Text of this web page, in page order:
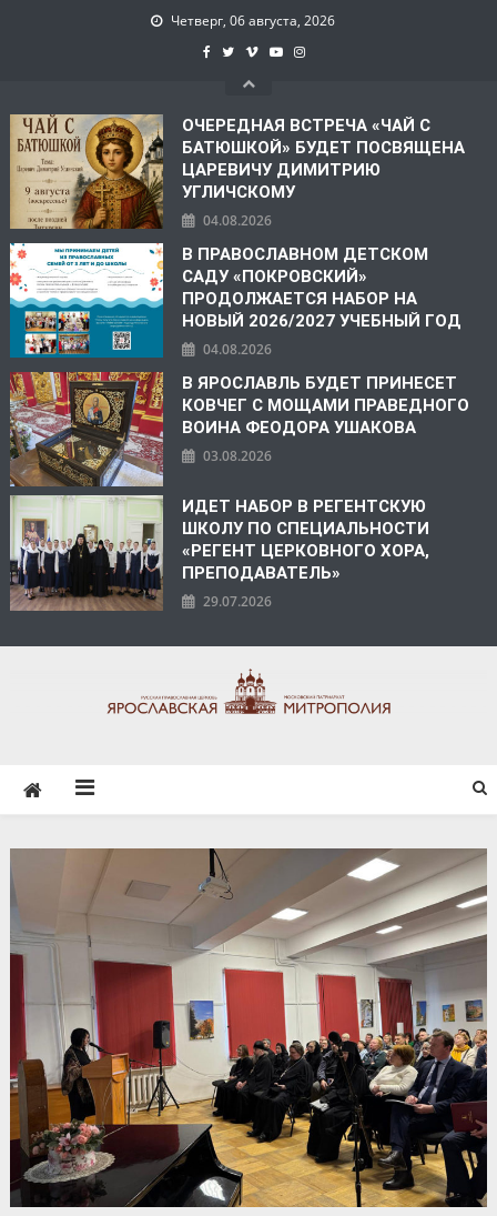
Четверг, 06 августа, 2026
ОЧЕРЕДНАЯ ВСТРЕЧА «ЧАЙ С
БАТЮШКОЙ» БУДЕТ ПОСВЯЩЕНА
ЦАРЕВИЧУ ДИМИТРИЮ
УГЛИЧСКОМУ
04.08.2026
В ПРАВОСЛАВНОМ ДЕТСКОМ
САДУ «ПОКРОВСКИЙ»
ПРОДОЛЖАЕТСЯ НАБОР НА
НОВЫЙ 2026/2027 УЧЕБНЫЙ ГОД
04.08.2026
В ЯРОСЛАВЛЬ БУДЕТ ПРИНЕСЕТ
КОВЧЕГ С МОЩАМИ ПРАВЕДНОГО
ВОИНА ФЕОДОРА УШАКОВА
03.08.2026
ИДЕТ НАБОР В РЕГЕНТСКУЮ
ШКОЛУ ПО СПЕЦИАЛЬНОСТИ
«РЕГЕНТ ЦЕРКОВНОГО ХОРА,
ПРЕПОДАВАТЕЛЬ»
29.07.2026